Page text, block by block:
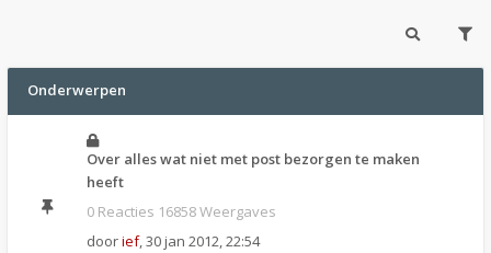
Onderwerpen
Over alles wat niet met post bezorgen te maken
heeft
0 Reacties 16858 Weergaves
doorief,30 jan 2012, 22:54